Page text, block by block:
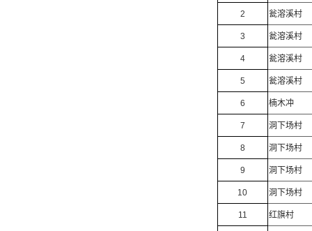
2 瓮溶溪村
3 瓮溶溪村
4 瓮溶溪村
5 瓮溶溪村
6 楠木冲
7 洞下场村
8 洞下场村
9 洞下场村
10 洞下场村
11 红旗村